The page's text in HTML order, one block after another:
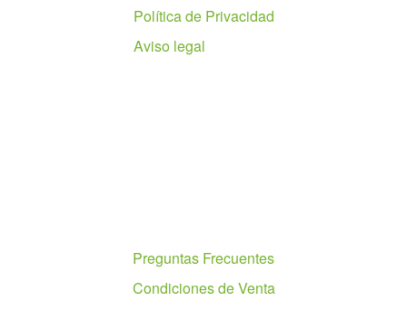
Política de Privacidad
Aviso legal
Preguntas Frecuentes
Condiciones de Venta